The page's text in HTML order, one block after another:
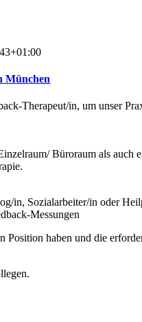
München
Therapeut/in, um unser
Büroraum als
in, Sozialarbeiter/in oder
Messungen
Position haben und die